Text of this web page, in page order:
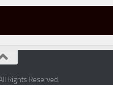
Rights Reserved.